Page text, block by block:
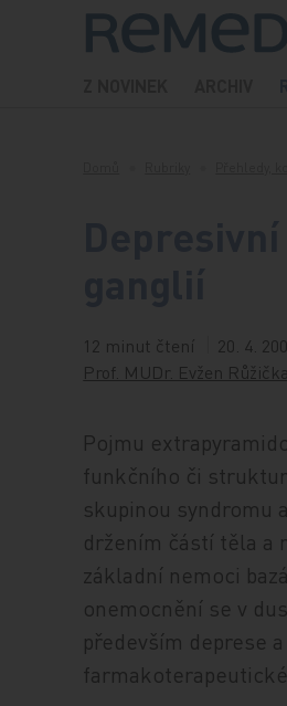
Přeskočit na obsah
12 minut čtení 20. 4.
Prof. MUDr. Evžen
Pojmu
funkčního či
skupinou syndromu
držením částí těla a
základní nemoci
onemocnění se v
především deprese